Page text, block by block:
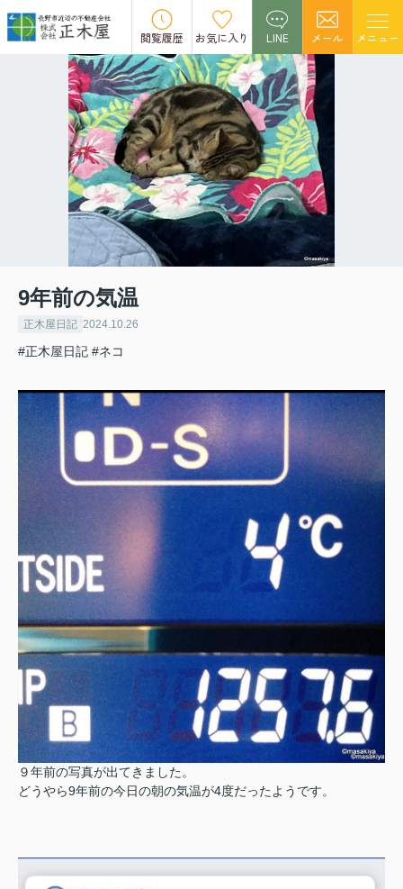
閲覧履歴 お気に入り LINE メール メニュー
9年前の気温
正木屋日記 2024.10.26
#正木屋日記 #ネコ
９年前の写真が出てきました。
どうやら9年前の今日の朝の気温が4度だったようです。